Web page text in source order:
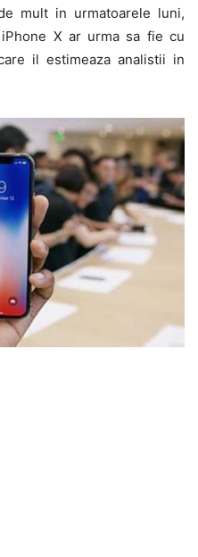
mult in urmatoarele luni,
X ar urma sa fie cu
il estimeaza analistii in